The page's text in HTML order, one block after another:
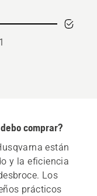
comprar?
están
y la eficiencia
Los
prácticos